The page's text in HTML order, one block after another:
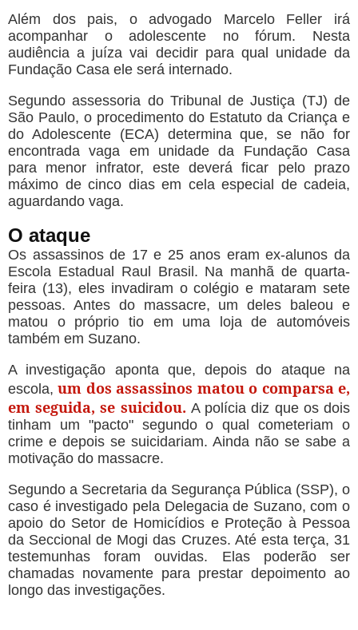
Além dos pais, o advogado Marcelo Feller irá
acompanhar o adolescente no fórum. Nesta
audiência a juíza vai decidir para qual unidade da
Fundação Casa ele será internado.
Segundo assessoria do Tribunal de Justiça (TJ) de
São Paulo, o procedimento do Estatuto da Criança e
do Adolescente (ECA) determina que, se não for
encontrada vaga em unidade da Fundação Casa
para menor infrator, este deverá ficar pelo prazo
máximo de cinco dias em cela especial de cadeia,
aguardando vaga.
O ataque
Os assassinos de 17 e 25 anos eram ex-alunos da
Escola Estadual Raul Brasil. Na manhã de quarta-
feira (13), eles invadiram o colégio e mataram sete
pessoas. Antes do massacre, um deles baleou e
matou o próprio tio em uma loja de automóveis
também em Suzano.
A investigação aponta que, depois do ataque na
escola, um dos assassinos matou o comparsa e,
em seguida, se suicidou. A polícia diz que os dois
tinham um "pacto" segundo o qual cometeriam o
crime e depois se suicidariam. Ainda não se sabe a
motivação do massacre.
Segundo a Secretaria da Segurança Pública (SSP), o
caso é investigado pela Delegacia de Suzano, com o
apoio do Setor de Homicídios e Proteção à Pessoa
da Seccional de Mogi das Cruzes. Até esta terça, 31
testemunhas foram ouvidas. Elas poderão ser
chamadas novamente para prestar depoimento ao
longo das investigações.